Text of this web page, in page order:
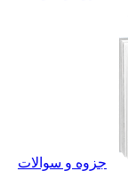
جزوه و سوالات